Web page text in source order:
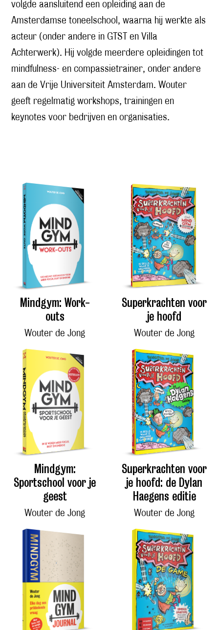
volgde aansluitend een opleiding aan de
Amsterdamse toneelschool, waarna hij werkte als
acteur (onder andere in GTST en Villa
Achterwerk). Hij volgde meerdere opleidingen tot
mindfulness- en compassietrainer, onder andere
aan de Vrije Universiteit Amsterdam. Wouter
geeft regelmatig workshops, trainingen en
keynotes voor bedrijven en organisaties.
Mindgym: Work-
outs
Wouter de Jong
Superkrachten voor
je hoofd
Wouter de Jong
Mindgym:
Sportschool voor je
geest
Wouter de Jong
Superkrachten voor
je hoofd: de Dylan
Haegens editie
Wouter de Jong